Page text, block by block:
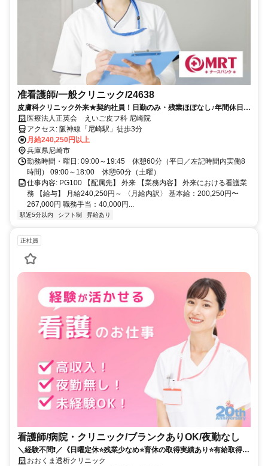
准看護師/一般クリニック/24638
皮膚科クリニック外来★契約社員！日勤のみ・残業ほぼなし♪年間休日
120日★産休育休取得実績あり！駅チカ◎
医療法人正英会 えいご皮フ科 尼崎院
アクセス: 阪神線「尼崎駅」徒歩3分
月給240,250円以上
兵庫県尼崎市
勤務時間・曜日: 09:00～19:45 休憩60分（平日／左記時間内実働8
時間） 09:00～18:00 休憩60分（土曜）
仕事内容: PG100 【配属先】 外来 【業務内容】 外来における看護業
務 【給与】 月給240,250円～ 〈月給内訳〉 基本給：200,250円〜
267,000円 職務手当：40,000円...
駅近5分以内 シフト制 昇給あり
正社員
看護師/病院・クリニック/ブランクありOK/夜勤なし
＼経験不問❗️／《日曜定休⭐残業少なめ⭐育休の取得実績あり⭐有給取得率
ほぼ100％》落ち着いた雰囲気の透析専門クリニック⭐彡
おおくま透析クリニック